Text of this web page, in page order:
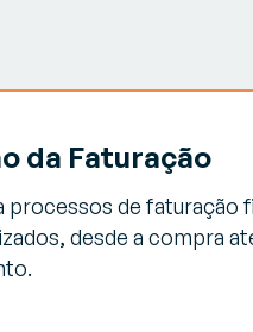
da Faturação
processos de faturação
desde a compra